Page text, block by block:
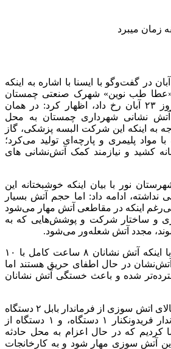
بیژن پولادی شامگاه ۲۳ آبان در گفت‌وگو با ایسنا با اشاره به اینکه
طب نوین» شهرک صنعتی چمستان
حدود ساعت ۱۳:۰۰ امروز ۲۳ آبان رخ داد، اظهار کرد: در همان
آتش نشانی شهرداری چمستان به محل
به اینکه این شرکت البسه پزشکی، گاز
مواد پلیمری و پارچه‌ای تولید می‌کرد؛
کشید و نیازمند کمک آتش‌نشانی های
نور با بیان اینکه خوشبختانه این
ادامه داد: اما حجم آتش بسیار
اینکه در مقاطعی آتش مهار می‌شود
و ساختار شرکت و پوشش‌هایی که به
مجدد آتش شعله‌ور می‌شود.
پولادی خاطرنشان کرد: با اینکه آتش نشانان ۸ ساعت کامل با ۱۰
خودرو آتش‌نشانی و ۵۰ آتش‌نشان در حال اطفای حریق هستند اما
شده و باعث خستگی آتش نشانان
وی افزود: به دلیل حجم بالای اتش سوزی از فرماندار بابل ۲ دستگاه
خودرو آتش‌نشانی، فرماندار فریدونکنار ۱ دستگاه، و ۱ دستگاه از
کردیم که در حال اعزام به محل حادثه
آتش سوزی مهار شود و به کارخانجات